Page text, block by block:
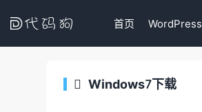
 首页 WordPress
 Windows7下载